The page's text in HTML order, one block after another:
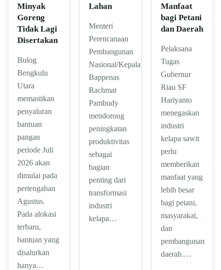
Minyak
Goreng
Tidak Lagi
Disertakan
Bulog
Bengkulu
Utara
memastikan
penyaluran
bantuan
pangan
periode Juli
2026 akan
dimulai pada
pertengahan
Agustus.
Pada alokasi
terbaru,
bantuan yang
disalurkan
hanya…
Lahan
Menteri
Perencanaan
Pembangunan
Nasional/Kepala
Bappenas
Rachmat
Pambudy
mendorong
peningkatan
produktivitas
sebagai
bagian
penting dari
transformasi
industri
kelapa…
Manfaat
bagi Petani
dan Daerah
Pelaksana
Tugas
Gubernur
Riau SF
Hariyanto
menegaskan
industri
kelapa sawit
perlu
memberikan
manfaat yang
lebih besar
bagi petani,
masyarakat,
dan
pembangunan
daerah.…